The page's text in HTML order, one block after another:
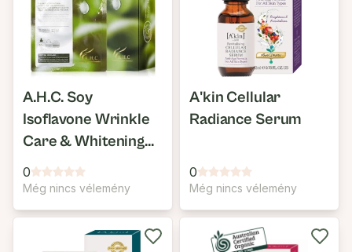
A.H.C. Soy
Isoflavone Wrinkle
Care & Whitening
Cotton 100 Mask
0
Még nincs vélemény
A'kin Cellular
Radiance Serum
0
Még nincs vélemény